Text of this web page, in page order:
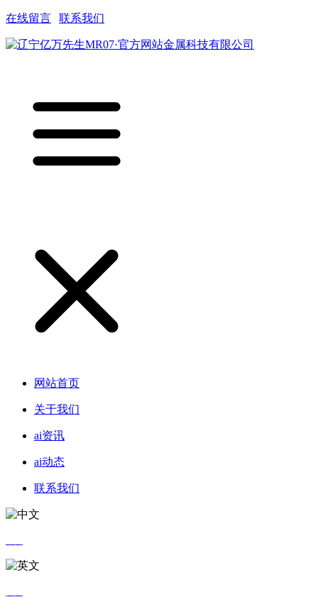
在线留言 联系我们
网站首页
关于我们
ai资讯
ai动态
联系我们